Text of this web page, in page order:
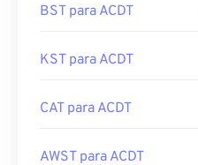
BST para ACDT
KST para ACDT
CAT para ACDT
AWST para ACDT